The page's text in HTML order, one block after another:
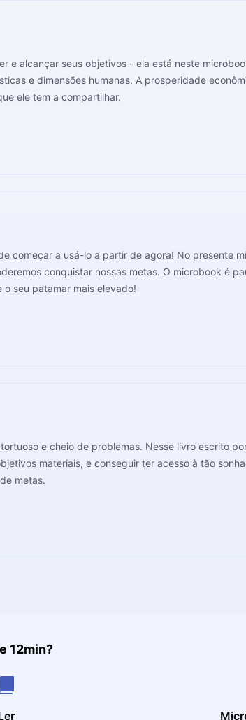
e alcançar seus objetivos - ela está neste
e dimensões humanas. A prosperidade
ele tem a compartilhar.
começar a usá-lo a partir de agora! No presente
conquistar nossas metas. O microbook é
seu patamar mais elevado!
e cheio de problemas. Nesse livro escrito
materiais, e conseguir ter acesso à tão
metas.
12min?